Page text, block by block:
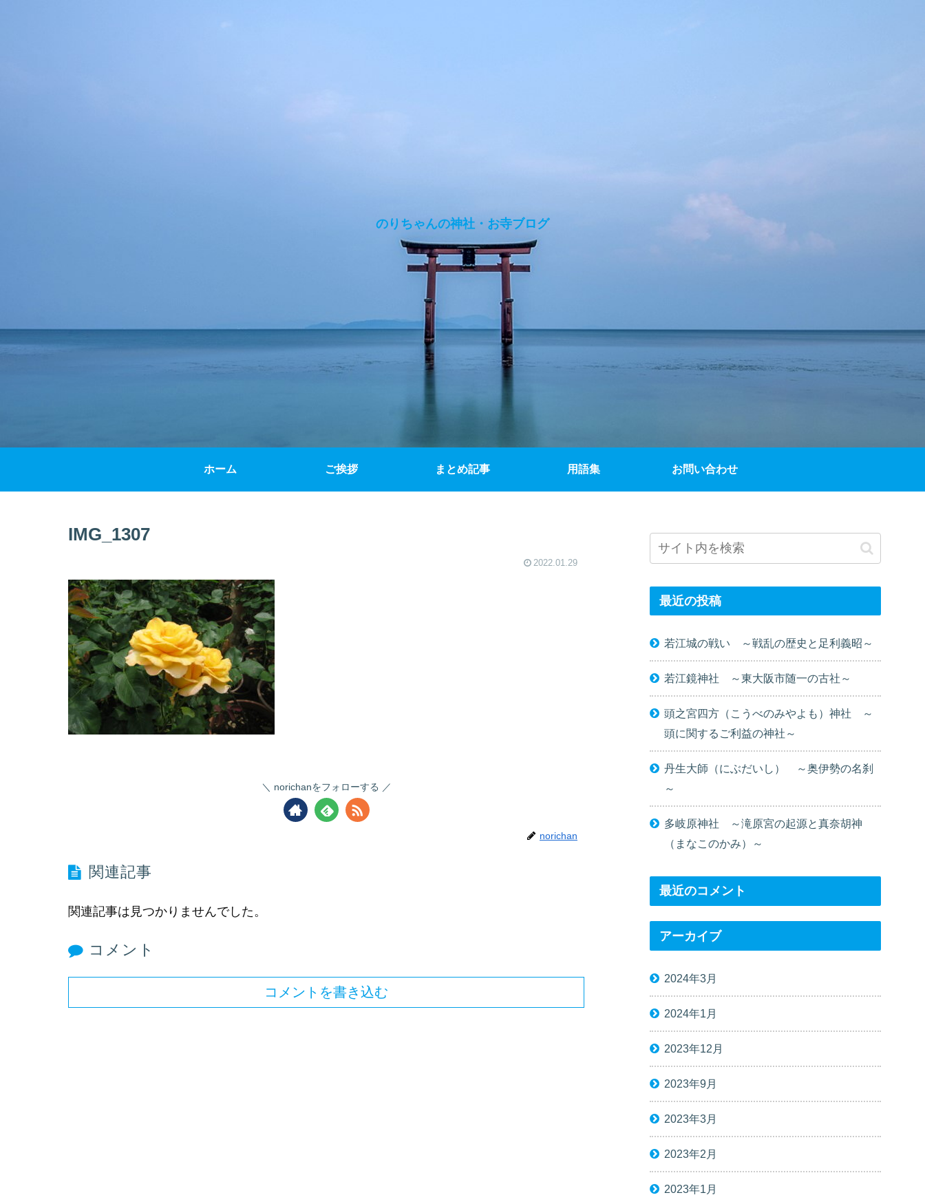
のりちゃんの神社・お寺ブログ
ホーム ご挨拶 まとめ記事 用語集 お問い合わせ
IMG_1307
2022.01.29
norichanをフォローする
norichan
関連記事
関連記事は見つかりませんでした。
コメント
コメントを書き込む
最近の投稿
若江城の戦い ～戦乱の歴史と足利義昭～
若江鏡神社 ～東大阪市随一の古社～
頭之宮四方（こうべのみやよも）神社 ～
頭に関するご利益の神社～
丹生大師（にぶだいし） ～奥伊勢の名刹
～
多岐原神社 ～滝原宮の起源と真奈胡神
（まなこのかみ）～
最近のコメント
アーカイブ
2024年3月
2024年1月
2023年12月
2023年9月
2023年3月
2023年2月
2023年1月